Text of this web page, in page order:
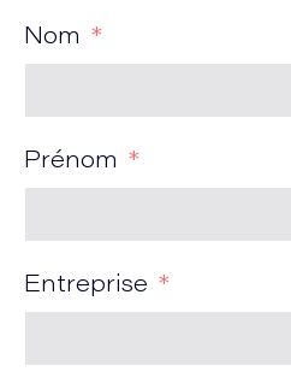
Nom
Prénom
Entreprise